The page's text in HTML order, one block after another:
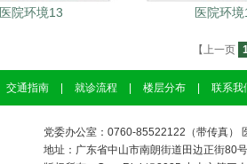
医院环境13 医院环
【上一页
交通指南 就诊流程 楼层分布 联系我
党委办公室：0760-85522122（带传真）
地址：广东省中山市南朗街道田边正街80